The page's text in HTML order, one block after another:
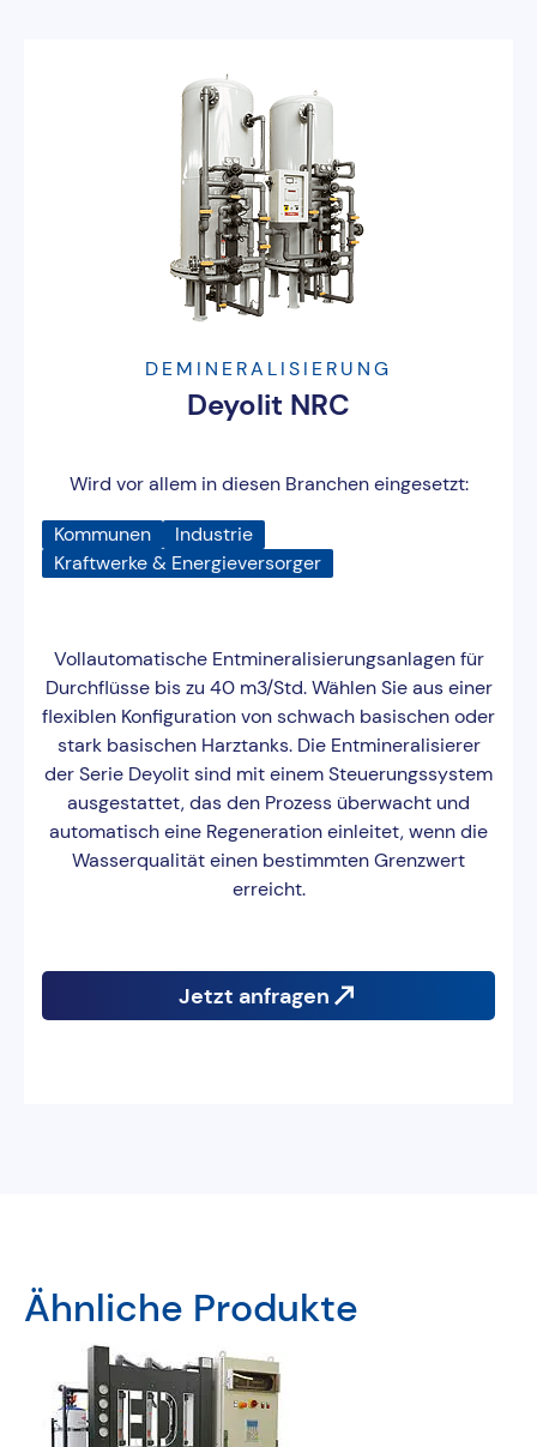
DEMINERALISIERUNG
Deyolit NRC
Wird vor allem in diesen Branchen eingesetzt:
Kommunen
Industrie
Kraftwerke & Energieversorger
Vollautomatische Entmineralisierungsanlagen für
Durchflüsse bis zu 40 m3/Std. Wählen Sie aus einer
flexiblen Konfiguration von schwach basischen oder
stark basischen Harztanks. Die Entmineralisierer
der Serie Deyolit sind mit einem Steuerungssystem
ausgestattet, das den Prozess überwacht und
automatisch eine Regeneration einleitet, wenn die
Wasserqualität einen bestimmten Grenzwert
erreicht.
Jetzt anfragen
Ähnliche Produkte